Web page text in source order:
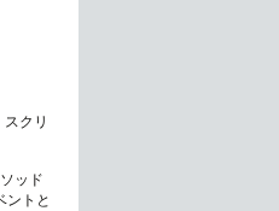
クリ
ッド
ントと